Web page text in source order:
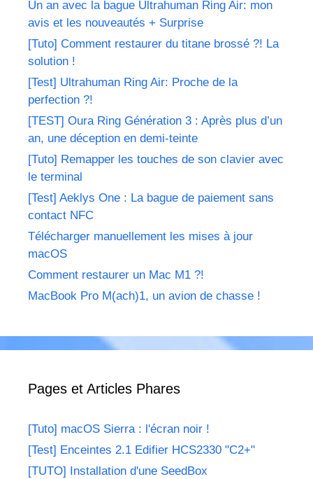
Un an avec la bague Ultrahuman Ring Air: mon
avis et les nouveautés + Surprise
[Tuto] Comment restaurer du titane brossé ?! La
solution !
[Test] Ultrahuman Ring Air: Proche de la
perfection ?!
[TEST] Oura Ring Génération 3 : Après plus d’un
an, une déception en demi-teinte
[Tuto] Remapper les touches de son clavier avec
le terminal
[Test] Aeklys One : La bague de paiement sans
contact NFC
Télécharger manuellement les mises à jour
macOS
Comment restaurer un Mac M1 ?!
MacBook Pro M(ach)1, un avion de chasse !
Pages et Articles Phares
[Tuto] macOS Sierra : l'écran noir !
[Test] Enceintes 2.1 Edifier HCS2330 "C2+"
[TUTO] Installation d'une SeedBox